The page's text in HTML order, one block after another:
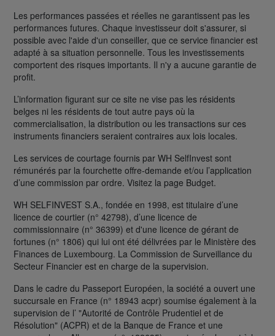
Les performances passées et réelles ne garantissent pas les
performances futures. Chaque investisseur doit s'assurer, si
possible avec l'aide d'un conseiller, que ce service financier est
adapté à sa situation personnelle. Tous les investissements
comportent des risques importants. Il n'y a aucune garantie de
profit.
L’information figurant sur ce site ne vise pas les résidents
belges ni les résidents de tout autre pays où la
commercialisation, la distribution ou les transactions sur ces
instruments financiers seraient contraires aux lois locales.
Les services de courtage fournis par WH SelfInvest sont
rémunérés par la fourchette offre-demande et/ou l’application
d’une commission par ordre. Visitez la page Budget.
WH SELFINVEST S.A., fondée en 1998, est titulaire d’une
licence de courtier (n° 42798), d’une licence de
commissionnaire (n° 36399) et d'une licence de gérant de
fortunes (n° 1806) qui lui ont été délivrées par le Ministère des
Finances de Luxembourg. La Commission de Surveillance du
Secteur Financier est en charge de la supervision.
Dans le cadre du Passeport Européen, la société a ouvert une
succursale en France (n° 18943 acpr) soumise également à la
supervision de l’ "Autorité de Contrôle Prudentiel et de
Résolution" (ACPR) et de la Banque de France et une